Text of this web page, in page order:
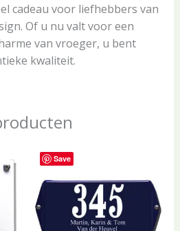
cadeau voor liefhebbers van
Of u nu valt voor een
van vroeger, u bent
kwaliteit.
Save